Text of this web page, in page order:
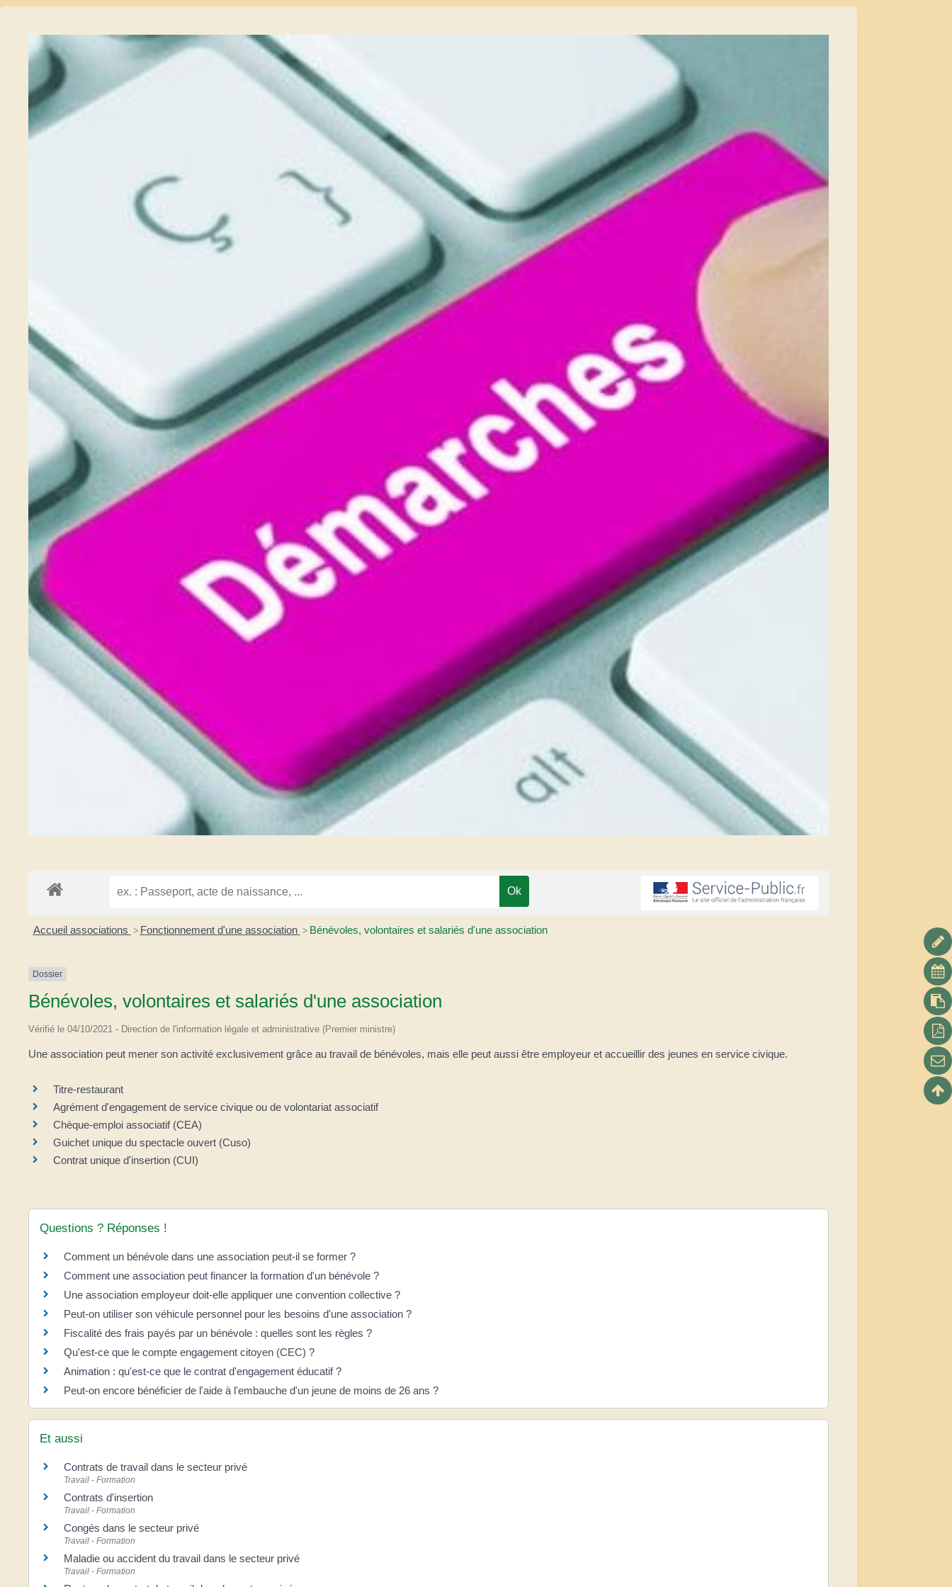
Accueil associations > Fonctionnement d'une association > Bénévoles, volontaires et salariés d'une association
Dossier
Bénévoles, volontaires et salariés d'une association
Vérifié le 04/10/2021 - Direction de l'information légale et administrative (Premier ministre)
Une association peut mener son activité exclusivement grâce au travail de bénévoles, mais elle peut aussi être employeur et accueillir des jeunes en service civique.
Titre-restaurant
Agrément d'engagement de service civique ou de volontariat associatif
Chèque-emploi associatif (CEA)
Guichet unique du spectacle ouvert (Cuso)
Contrat unique d'insertion (CUI)
Questions ? Réponses !
Comment un bénévole dans une association peut-il se former ?
Comment une association peut financer la formation d'un bénévole ?
Une association employeur doit-elle appliquer une convention collective ?
Peut-on utiliser son véhicule personnel pour les besoins d'une association ?
Fiscalité des frais payés par un bénévole : quelles sont les règles ?
Qu'est-ce que le compte engagement citoyen (CEC) ?
Animation : qu'est-ce que le contrat d'engagement éducatif ?
Peut-on encore bénéficier de l'aide à l'embauche d'un jeune de moins de 26 ans ?
Et aussi
Contrats de travail dans le secteur privé
Travail - Formation
Contrats d'insertion
Travail - Formation
Congés dans le secteur privé
Travail - Formation
Maladie ou accident du travail dans le secteur privé
Travail - Formation